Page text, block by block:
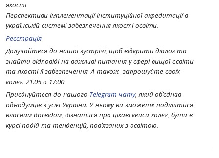
якості
Перспективи імплементації інституційної акредитації в
українській системі забезпечення якості освіти.
Реєстрація
Долучайтеся до нашої зустрічі, щоб відкрити діалог та
знайти відповіді на важливі питання у сфері вищої освіти
та якості її забезпечення. А також запрошуйте своїх
колег. 21.05 о 17:00
Приєднуйтеся до нашого Telegram-чату, який об’єднав
однодумців з усієї України. У ньому ви зможете поділитися
власним досвідом, дізнатися про цікаві кейси колег, бути в
курсі подій та тенденцій, пов’язаних з освітою.